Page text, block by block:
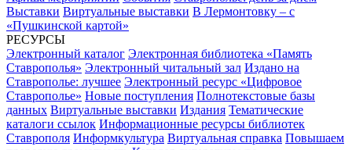
Выставки Виртуальные выставки В Лермонтовку – с
«Пушкинской картой»
РЕСУРСЫ
Электронный каталог Электронная библиотека «Память
Ставрополья» Электронный читальный зал Издано на
Ставрополье: лучшее Электронный ресурс «Цифровое
Ставрополье» Новые поступления Полнотекстовые базы
данных Виртуальные выставки Издания Тематические
каталоги ссылок Информационные ресурсы библиотек
Ставрополя Информкультура Виртуальная справка Повышаем